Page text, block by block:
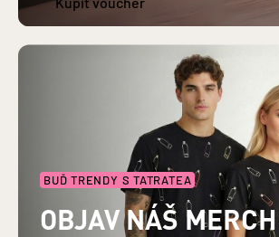
BUĎ TRENDY S TATRATEA
OBJAV NÁŠ